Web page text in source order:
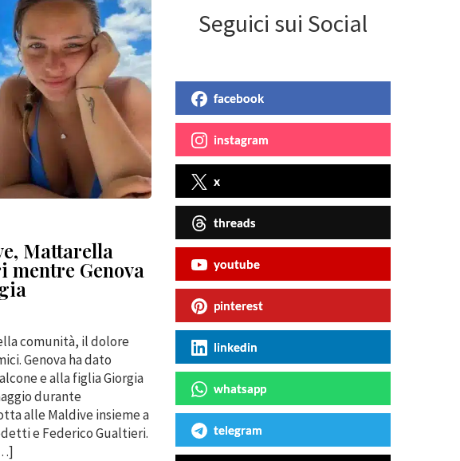
Mattarella
mentre Genova
comunità, il dolore
Genova ha dato
e alla figlia Giorgia
durante
alle Maldive insieme a
e Federico Gualtieri.
Seguici sui Social
facebook
instagram
x
threads
youtube
pinterest
linkedin
whatsapp
telegram